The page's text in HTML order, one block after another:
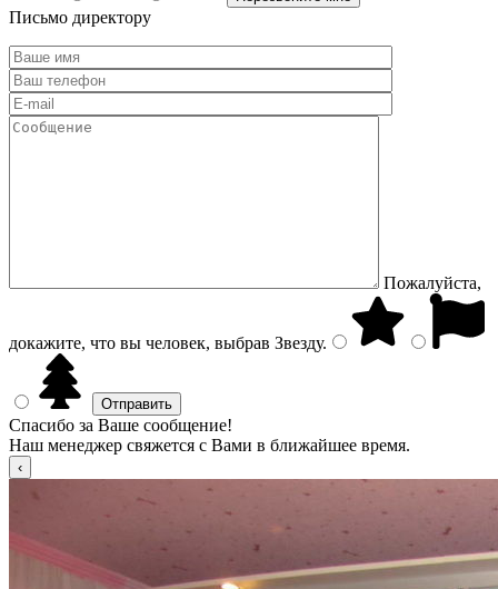
Письмо директору
Пожалуйста,
докажите, что вы человек, выбрав Звезду.
Спасибо за Ваше сообщение!
Наш менеджер свяжется с Вами в ближайшее время.